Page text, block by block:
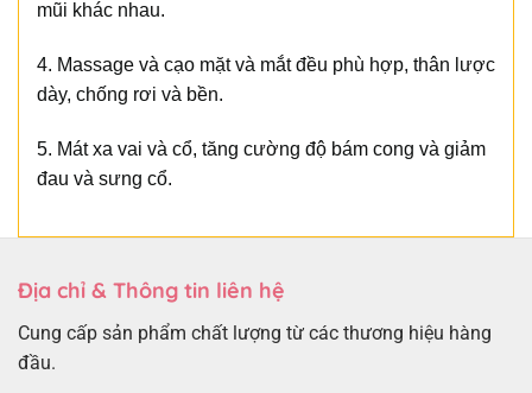
mũi khác nhau.
4. Massage và cạo mặt và mắt đều phù hợp, thân lược
dày, chống rơi và bền.
5. Mát xa vai và cổ, tăng cường độ bám cong và giảm
đau và sưng cổ.
Địa chỉ & Thông tin liên hệ
Cung cấp sản phẩm chất lượng từ các thương hiệu hàng
đầu.